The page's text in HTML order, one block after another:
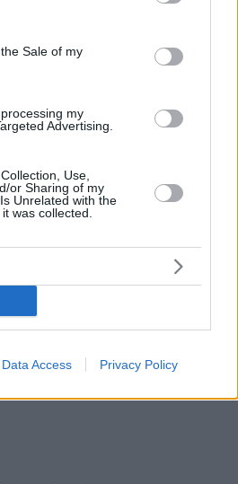
Google and its third-party tags to
purposes in below Google
Sale of my
my
Advertising.
Use,
or Sharing of my
Unrelated with the
was collected.
Data Access Privacy Policy
? και δεν βαριεσαι να
μερικοι ανεγκεφαλοι
αντιπολιτευση που κανει η
θα μεινει ακομα για πολυ
TEΛAMΩN τα σάπια... Με
ΣΥΡΙΖΑ κάθεστε μαζί εσείς οι
για τις γιoρτές της
κι όλοι μαζί τα
τα πίvετε, υποκριτή, ε